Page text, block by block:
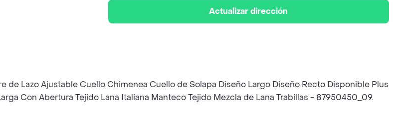
Actualizar dirección
de Lazo Ajustable Cuello Chimenea Cuello de Solapa Diseño Largo Diseño Recto Disponible Plus
Con Abertura Tejido Lana Italiana Manteco Tejido Mezcla de Lana Trabillas - 87950450_09.